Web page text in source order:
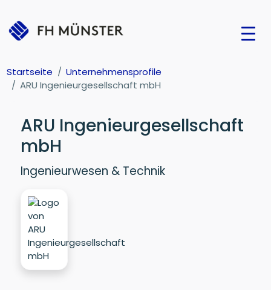
Startseite
Unternehmensprofile
ARU Ingenieurgesellschaft mbH
ARU Ingenieurgesellschaft
mbH
Ingenieurwesen & Technik